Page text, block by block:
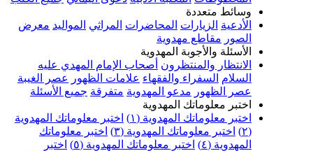
متعددة
الزيارات المحاضرات المراثي المواليد معرض
مقاطع مهدوية
والأجوبة المهدوية
والمنتظرون أصحاب الإمام المهدي عليه
السفراء والفقهاء علامات الظهور عصر الغيبة
مدعو المهدوية متفرقة جميع الأسئلة
معلوماتك المهدوية
معلوماتك المهدوية (١)
اختبر معلوماتك المهدوية
اختبر معلوماتك المهدوية (٣)
اختبر معلوماتك
اختبر معلوماتك المهدوية (٥)
اختبر